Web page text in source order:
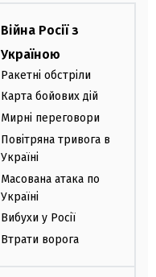
Війна Росії з
Україною
Ракетні обстріли
Карта бойових дій
Мирні переговори
Повітряна тривога в
Україні
Масована атака по
Україні
Вибухи у Росії
Втрати ворога